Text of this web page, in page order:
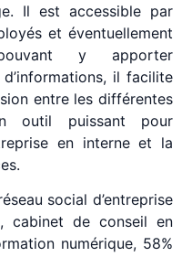
Il est accessible par
et éventuellement
y apporter
il facilite
entre les différentes
outil puissant pour
en interne et la
social d’entreprise
, cabinet de conseil en
numérique, 58%